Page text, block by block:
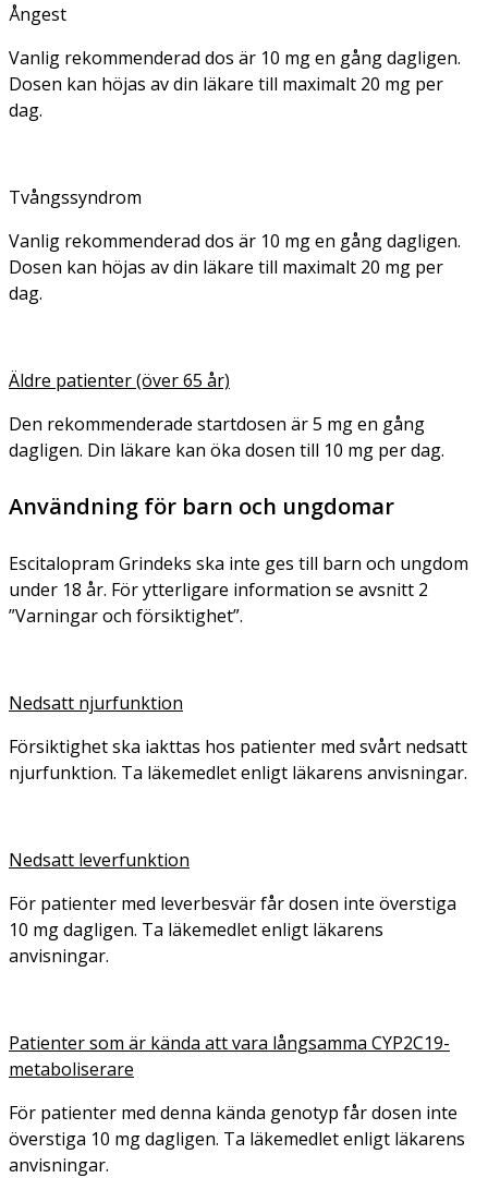
Ångest
Vanlig rekommenderad dos är 10 mg en gång dagligen.
Dosen kan höjas av din läkare till maximalt 20 mg per
dag.
Tvångssyndrom
Vanlig rekommenderad dos är 10 mg en gång dagligen.
Dosen kan höjas av din läkare till maximalt 20 mg per
dag.
Äldre patienter (över 65 år)
Den rekommenderade startdosen är 5 mg en gång
dagligen. Din läkare kan öka dosen till 10 mg per dag.
Användning för barn och ungdomar
Escitalopram Grindeks ska inte ges till barn och ungdom
under 18 år. För ytterligare information se avsnitt 2
”Varningar och försiktighet”.
Nedsatt njurfunktion
Försiktighet ska iakttas hos patienter med svårt nedsatt
njurfunktion. Ta läkemedlet enligt läkarens anvisningar.
Nedsatt leverfunktion
För patienter med leverbesvär får dosen inte överstiga
10 mg dagligen. Ta läkemedlet enligt läkarens
anvisningar.
Patienter som är kända att vara långsamma CYP2C19-
metaboliserare
För patienter med denna kända genotyp får dosen inte
överstiga 10 mg dagligen. Ta läkemedlet enligt läkarens
anvisningar.